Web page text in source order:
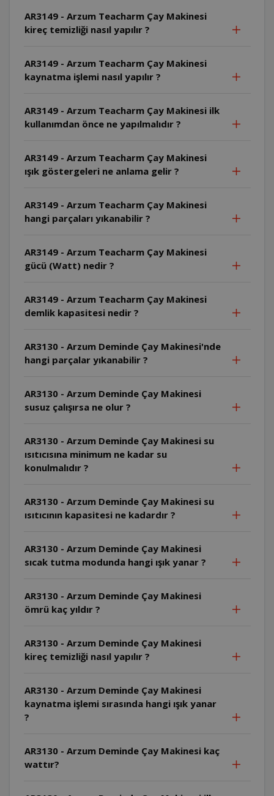
AR3149 - Arzum Teacharm Çay Makinesi
kireç temizliği nasıl yapılır ?
AR3149 - Arzum Teacharm Çay Makinesi
kaynatma işlemi nasıl yapılır ?
AR3149 - Arzum Teacharm Çay Makinesi ilk
kullanımdan önce ne yapılmalıdır ?
AR3149 - Arzum Teacharm Çay Makinesi
ışık göstergeleri ne anlama gelir ?
AR3149 - Arzum Teacharm Çay Makinesi
hangi parçaları yıkanabilir ?
AR3149 - Arzum Teacharm Çay Makinesi
gücü (Watt) nedir ?
AR3149 - Arzum Teacharm Çay Makinesi
demlik kapasitesi nedir ?
AR3130 - Arzum Deminde Çay Makinesi'nde
hangi parçalar yıkanabilir ?
AR3130 - Arzum Deminde Çay Makinesi
susuz çalışırsa ne olur ?
AR3130 - Arzum Deminde Çay Makinesi su
ısıtıcısına minimum ne kadar su
konulmalıdır ?
AR3130 - Arzum Deminde Çay Makinesi su
ısıtıcının kapasitesi ne kadardır ?
AR3130 - Arzum Deminde Çay Makinesi
sıcak tutma modunda hangi ışık yanar ?
AR3130 - Arzum Deminde Çay Makinesi
ömrü kaç yıldır ?
AR3130 - Arzum Deminde Çay Makinesi
kireç temizliği nasıl yapılır ?
AR3130 - Arzum Deminde Çay Makinesi
kaynatma işlemi sırasında hangi ışık yanar
?
AR3130 - Arzum Deminde Çay Makinesi kaç
wattır?